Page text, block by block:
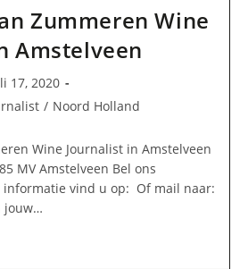
Zummeren Wine
Amstelveen
17, 2020
/ Noord Holland
Wine Journalist in Amstelveen
MV Amstelveen Bel ons
informatie vind u op: Of mail naar:
jouw…